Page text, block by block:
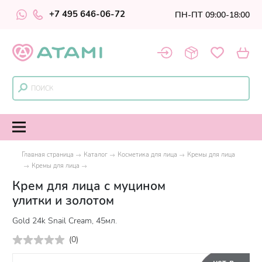
+7 495 646-06-72 ПН-ПТ 09:00-18:00
Главная страница Каталог Косметика для лица
Кремы для лица
Кремы для лица
Крем для лица с муцином
улитки и золотом
Gold 24k Snail Cream, 45мл.
(0)